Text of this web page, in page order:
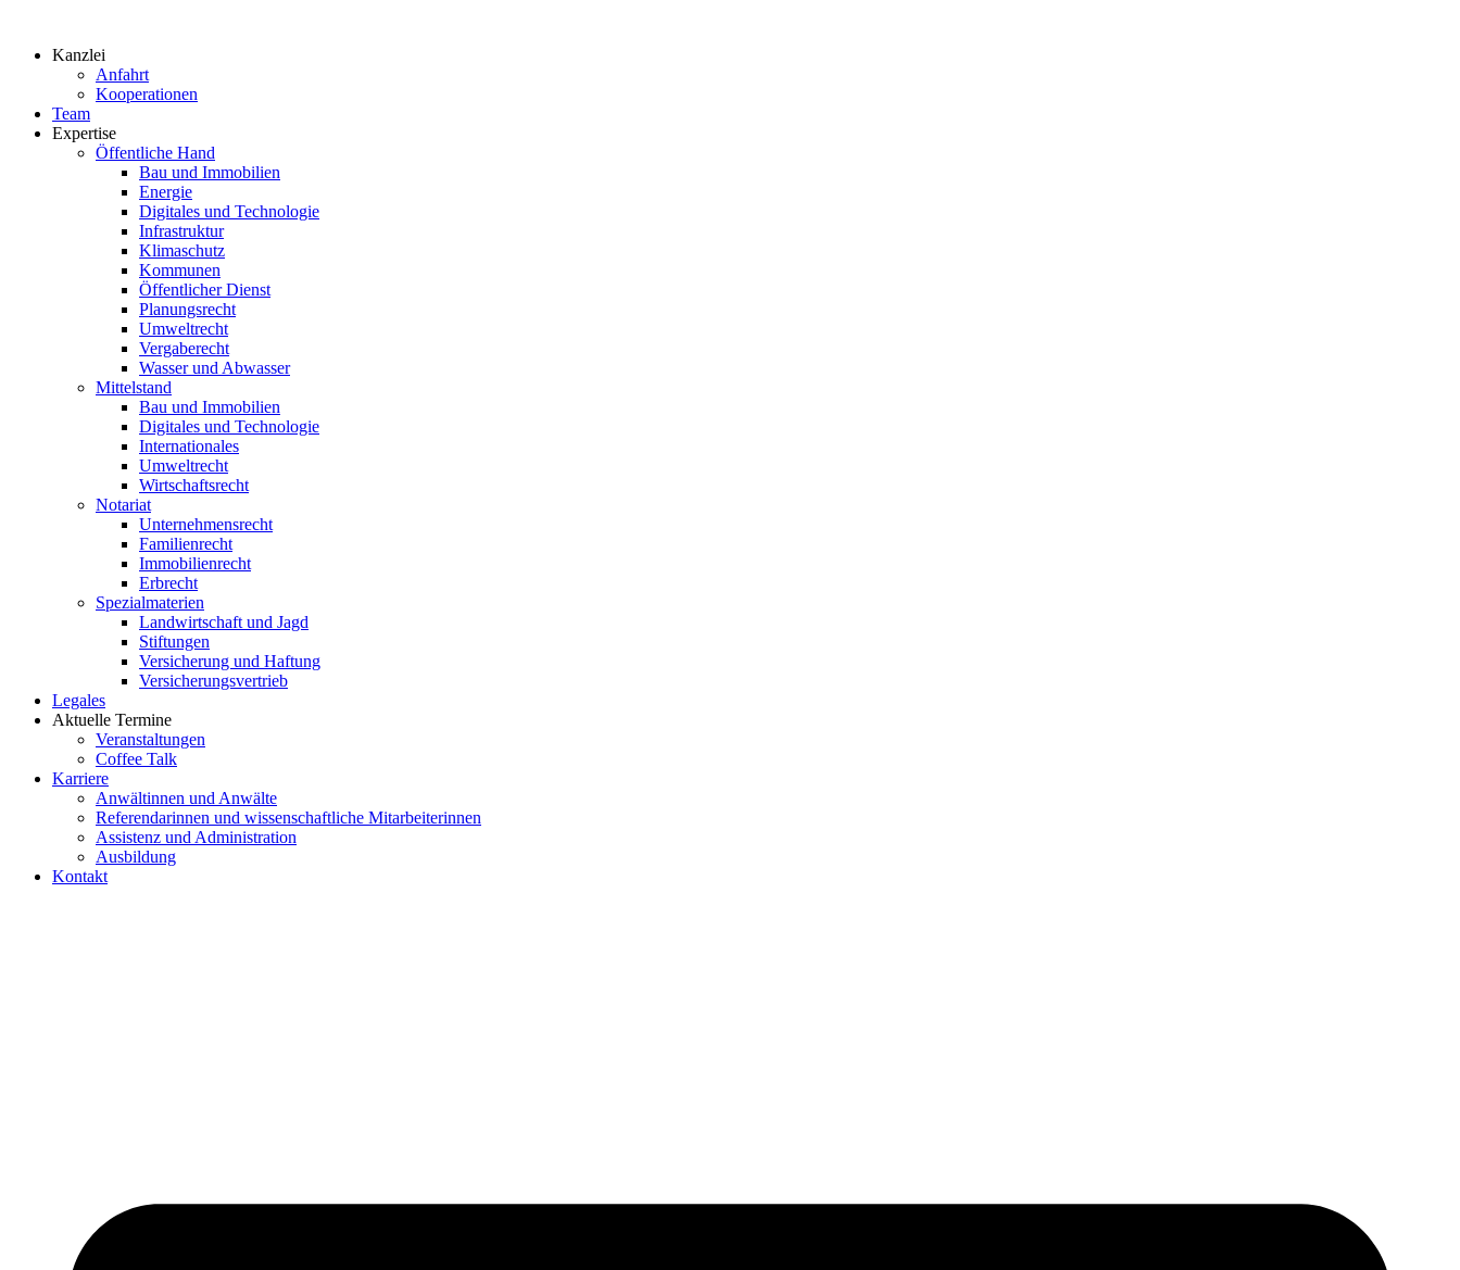
springenKanzlei
Anfahrt
Kooperationen
Team
Expertise
Öffentliche Hand
Bau und Immobilien
Energie
Digitales und Technologie
Infrastruktur
Klimaschutz
Kommunen
Öffentlicher Dienst
Planungsrecht
Umweltrecht
Vergaberecht
Wasser und Abwasser
Mittelstand
Bau und Immobilien
Digitales und Technologie
Internationales
Umweltrecht
Wirtschaftsrecht
Notariat
Unternehmensrecht
Familienrecht
Immobilienrecht
Erbrecht
Spezialmaterien
Landwirtschaft und Jagd
Stiftungen
Versicherung und Haftung
Versicherungsvertrieb
Legales
Aktuelle Termine
Veranstaltungen
Coffee Talk
Karriere
Anwältinnen und Anwälte
Referendarinnen und wissenschaftliche Mitarbeiterinnen
Assistenz und Administration
Ausbildung
Kontakt